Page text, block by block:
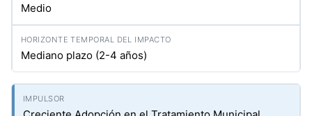
Medio
Mediano plazo (2-4 años)